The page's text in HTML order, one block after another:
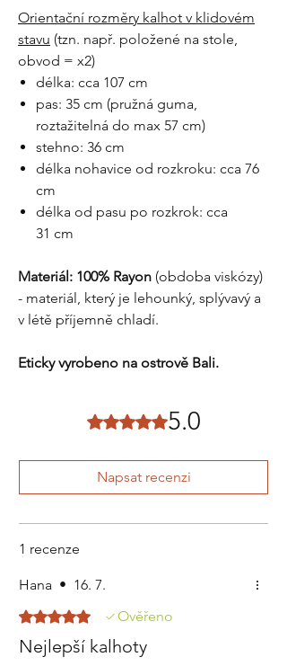
Orientační rozměry kalhot v klidovém
stavu (tzn. např. položené na stole,
obvod = x2)
délka: cca 107 cm
pas: 35 cm (pružná guma,
roztažitelná do max 57 cm)
stehno: 36 cm
délka nohavice od rozkroku: cca 76
cm
délka od pasu po rozkrok: cca
31 cm
Materiál: 100% Rayon (obdoba viskózy)
- materiál, který je lehounký, splývavý a
v létě příjemně chladí.
Eticky vyrobeno na ostrově Bali.
Hodnoceno 5 z 5 hvězdiček.
5.0
Napsat recenzi
1 recenze
Hana • 16. 7.
Hodnoceno 5 z 5 hvězdiček.
Ověřeno
Nejlepší kalhoty